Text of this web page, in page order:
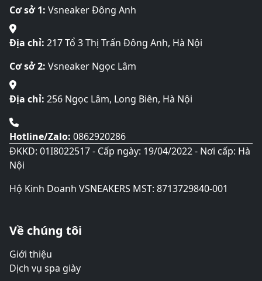
Cơ sở 1: Vsneaker Đông Anh
Địa chỉ: 217 Tổ 3 Thị Trấn Đông Anh, Hà Nội
Cơ sở 2: Vsneaker Ngọc Lâm
Địa chỉ: 256 Ngọc Lâm, Long Biên, Hà Nội
Hotline/Zalo: 0862920286
ĐKKD: 01I8022517 - Cấp ngày: 19/04/2022 - Nơi cấp: Hà
Nội
Hộ Kinh Doanh VSNEAKERS MST: 8713729840-001
Về chúng tôi
Giới thiệu
Dịch vụ spa giày